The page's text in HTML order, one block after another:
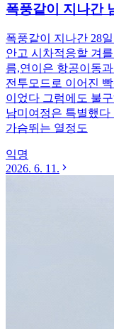
폭풍같이 지나간
폭풍같이 지나간 28
안고 시차적응할 겨
름,연이은 항공이동
전투모드로 이어진
이었다 그럼에도 불
남미여정은 특별했
가슴뛰는 열정도
익명
2026. 6. 11.